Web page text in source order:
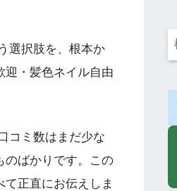
選択肢を、根本か
迎・髪色ネイル自由
コミ数はまだ少な
のばかりです。この
正直にお伝えしま